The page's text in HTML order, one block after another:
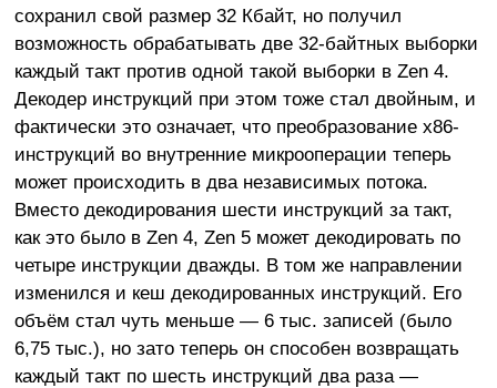
сохранил свой размер 32 Кбайт, но получил
возможность обрабатывать две 32-байтных выборки
каждый такт против одной такой выборки в Zen 4.
Декодер инструкций при этом тоже стал двойным, и
фактически это означает, что преобразование x86-
инструкций во внутренние микрооперации теперь
может происходить в два независимых потока.
Вместо декодирования шести инструкций за такт,
как это было в Zen 4, Zen 5 может декодировать по
четыре инструкции дважды. В том же направлении
изменился и кеш декодированных инструкций. Его
объём стал чуть меньше — 6 тыс. записей (было
6,75 тыс.), но зато теперь он способен возвращать
каждый такт по шесть инструкций два раза —